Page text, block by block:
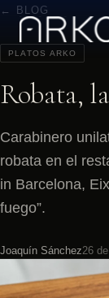
← BLOG
PLATOS ARKO
Robata,
Carabinero
robata en el
in Barcelona,
fuego”.
Joaquín Sánchez26